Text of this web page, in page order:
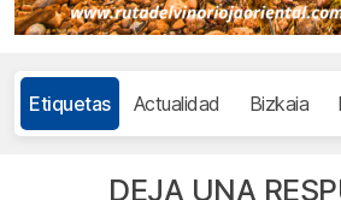
Etiquetas Actualidad Bizkaia
DEJA UNA